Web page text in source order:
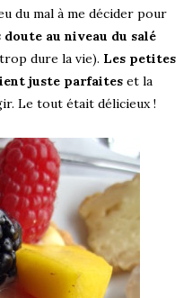
eu du mal à me décider pour
doute au niveau du salé
dure la vie). Les petites
juste parfaites et la
Le tout était délicieux !